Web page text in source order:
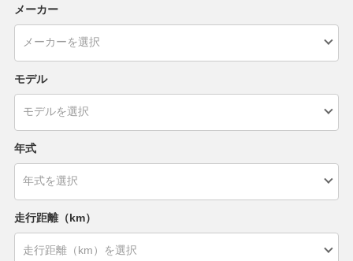
メーカー
モデル
年式
走行距離（km）